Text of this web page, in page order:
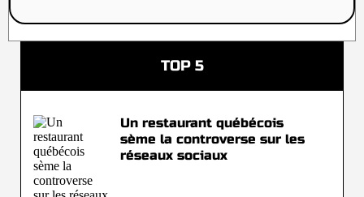
TOP 5
Un restaurant québécois
sème la controverse sur les
réseaux sociaux